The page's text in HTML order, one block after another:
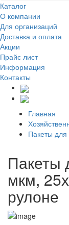
Каталог
О компании
Для организаций
Доставка и оплата
Акции
Прайс лист
Информация
Контакты
Главная
Пакеты для
Пакеты
мкм,
рулоне